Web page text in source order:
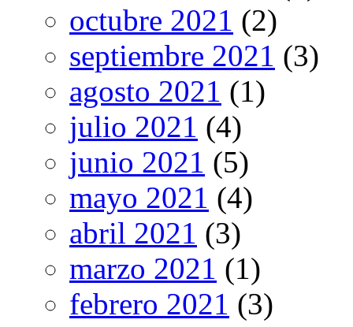
octubre 2021 (2)
septiembre 2021 (3)
agosto 2021 (1)
julio 2021 (4)
junio 2021 (5)
mayo 2021 (4)
abril 2021 (3)
marzo 2021 (1)
febrero 2021 (3)